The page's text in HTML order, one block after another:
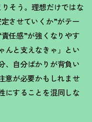
そう。理想だけではな
させていくか”がテー
任感”が強くなりやす
んと支えなきゃ」とい
、自分ばかりが背負い
意が必要かもしれませ
にすることを混同しな